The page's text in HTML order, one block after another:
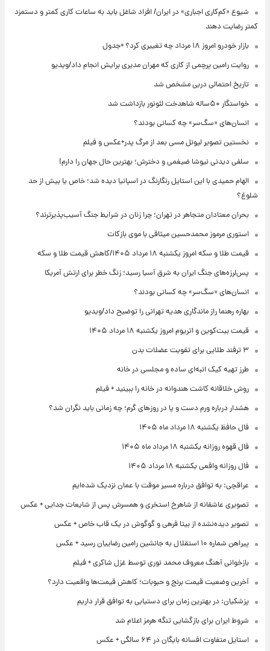
شیوع «کم‌کاری اجباری» در ایران/ افراد شاغل باید به ساعات کاری کمتر و دستمزد
کمتر رضایت دهند
بازار خودرو امروز ۱۸ مرداد چه تغییری کرد؟ +جدول
روایت رامین پرچمی از کاری که مهران مدیری برایش انجام داد/ویدیو
تاریخ احتمالی دربی مشخص شد
خواستگار ۵۰ساله شاهدخت لئونور بازداشت شد
انسان‌های «سگ‌سر» چه کسانی بودند؟
نخستین تصویر لیونل مسی بعد از مرگ پدر+عکس و فیلم
سلفی دیدنی نیوشا ضیغمی و دخترش؛ بهترین حال جهان را دارم!
الهام حمیدی با این استایل رنگارنگ در اسپانیا دیده شد؛ خاص یا بیش از حد
شلوغ؟
بحران معتادان متجاهر در تهران؛ چرا زنان در شرایط جنگ آسیب‌پذیرترند؟
استوری مرموز محمدحسین میثاقی با موی بازکات
قیمت طلا و سکه امروز یکشنبه ۱۸ مرداد ۱۴۰۵/کاهش قیمت طلا و سکه
پس‌لرزه‌های جنگ ایران به شرق آسیا رسید؛ زنگ خطر برای ارتش آمریکا
انسان‌های «سگ‌سر» چه کسانی بودند؟
بهاره رهنما راز ماندگاری هدیه تهرانی را توضیح داد/ویدیو
قیمت بیت‌کوین و اتریوم امروز یکشنبه ۱۸ مرداد ۱۴۰۵
۳ ترفند طلایی برای تقویت عضلات بدن
طرز تهیه کیک انبه‌ای ساده و مجلسی در خانه
روش خلاقانه کاشت هندوانه در خانه را ببینید + فیلم
هشدار درباره ورم دست و پا در روزهای گرم؛ چه زمانی باید نگران شد؟
فال حافظ یکشنبه ۱۸ مرداد ماه ۱۴۰۵
فال قهوه روزانه یکشنبه ۱۸ مرداد ماه ۱۴۰۵
فال روزانه واقعی یکشنبه ۱۸ مرداد ۱۴۰۵
عراقچی: به توافق درباره مسیر موقت با عمان نزدیک شده‌ایم
تصویری عاشقانه از شاهرخ استخری و همسرش پس از شایعات جدایی + عکس
تصویر دیده‌نشده از بیتا فرهی و گوگوش در یک قاب خاص + عکس
پیراهن شماره ۱۰ استقلال به جانشین رامین رضاییان رسید + عکس
بازخوانی آهنگ معروف محمد نوری توسط غزل شاکری + فیلم
آخرین وضعیت قیمت برنج و حبوبات؛ کاهش قیمت‌ها واقعیت دارد؟
پزشکیان: در بهترین زمان برای دستیابی به توافق قرار داریم
شروط ایران برای بازگشایی تنگه هرمز اعلام شد
استایل متفاوت افسانه بایگان در ۶۴ سالگی + عکس